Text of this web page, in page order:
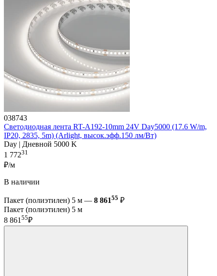
038743
Светодиодная лента RT-A192-10mm 24V Day5000 (17.6 W/m,
IP20, 2835, 5m) (Arlight, высок.эфф.150 лм/Вт)
Day | Дневной 5000 K
1 77231
₽/м
В наличии
Пакет (полиэтилен) 5 м — 8 86155 ₽
Пакет (полиэтилен) 5 м
8 86155₽